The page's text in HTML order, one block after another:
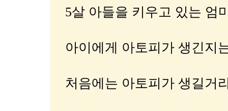
5살 아들을 키우고 있는 엄
아이에게 아토피가 생긴지
처음에는 아토피가 생길거